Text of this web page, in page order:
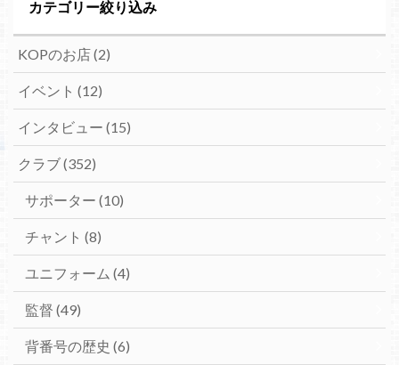
カテゴリー絞り込み
KOPのお店(2)
イベント (12)
インタビュー (15)
クラブ(352)
サポーター (10)
チャント (8)
ユニフォーム (4)
監督 (49)
背番号の歴史 (6)